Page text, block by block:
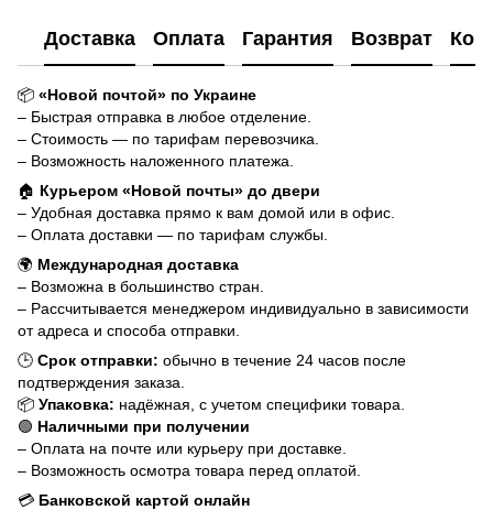
Доставка Оплата Гарантия Возврат
📦 «Новой почтой» по Украине
– Быстрая отправка в любое отделение.
– Стоимость — по тарифам перевозчика.
– Возможность наложенного платежа.
🏠 Курьером «Новой почты» до двери
– Удобная доставка прямо к вам домой или в офис.
– Оплата доставки — по тарифам службы.
🌍 Международная доставка
– Возможна в большинство стран.
– Рассчитывается менеджером индивидуально в зависимости
от адреса и способа отправки.
🕒 Срок отправки: обычно в течение 24 часов после
подтверждения заказа.
📦 Упаковка: надёжная, с учетом специфики товара.
🟢 Наличными при получении
– Оплата на почте или курьеру при доставке.
– Возможность осмотра товара перед оплатой.
💳 Банковской картой онлайн